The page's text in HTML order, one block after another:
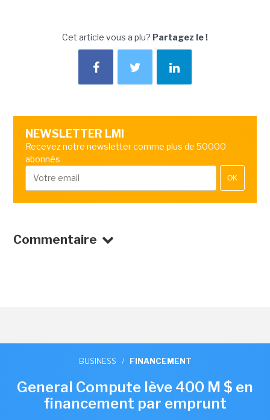
Cet article vous a plu? Partagez le !
NEWSLETTER LMI
Recevez notre newsletter comme plus de 50000
abonnés
OK
Commentaire
BUSINESS / FINANCEMENT
General Compute lève 400 M $ en
financement par emprunt